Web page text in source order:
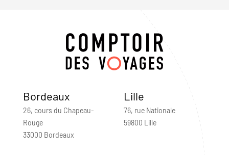
Bordeaux
26, cours du Chapeau-
Rouge
33000 Bordeaux
Lille
76, rue Nationale
59800 Lille